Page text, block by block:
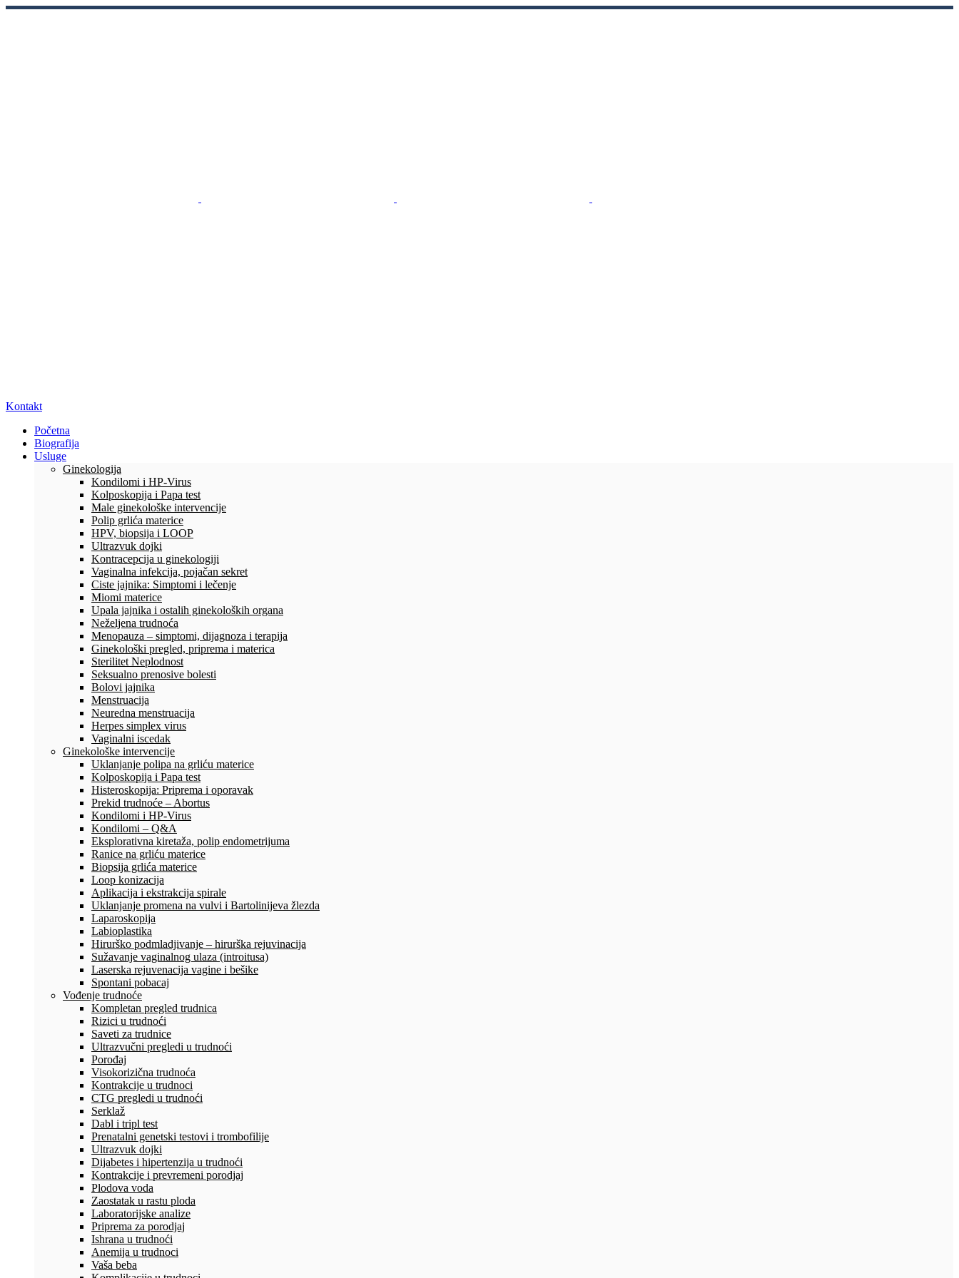
Kontakt
Početna
Biografija
Usluge
Ginekologija
Kondilomi i HP-Virus
Kolposkopija i Papa test
Male ginekološke intervencije
Polip grlića materice
HPV, biopsija i LOOP
Ultrazvuk dojki
Kontracepcija u ginekologiji
Vaginalna infekcija, pojačan sekret
Ciste jajnika: Simptomi i lečenje
Miomi materice
Upala jajnika i ostalih ginekoloških organa
Neželjena trudnoća
Menopauza – simptomi, dijagnoza i terapija
Ginekološki pregled, priprema i materica
Sterilitet Neplodnost
Seksualno prenosive bolesti
Bolovi jajnika
Menstruacija
Neuredna menstruacija
Herpes simplex virus
Vaginalni iscedak
Ginekološke intervencije
Uklanjanje polipa na grliću materice
Kolposkopija i Papa test
Histeroskopija: Priprema i oporavak
Prekid trudnoće – Abortus
Kondilomi i HP-Virus
Kondilomi – Q&A
Eksplorativna kiretaža, polip endometrijuma
Ranice na grliću materice
Biopsija grlića materice
Loop konizacija
Aplikacija i ekstrakcija spirale
Uklanjanje promena na vulvi i Bartolinijeva žlezda
Laparoskopija
Labioplastika
Hirurško podmladjivanje – hirurška rejuvinacija
Sužavanje vaginalnog ulaza (introitusa)
Laserska rejuvenacija vagine i bešike
Spontani pobacaj
Vođenje trudnoće
Kompletan pregled trudnica
Rizici u trudnoći
Saveti za trudnice
Ultrazvučni pregledi u trudnoći
Porođaj
Visokorizična trudnoća
Kontrakcije u trudnoci
CTG pregledi u trudnoći
Serklaž
Dabl i tripl test
Prenatalni genetski testovi i trombofilije
Ultrazvuk dojki
Dijabetes i hipertenzija u trudnoći
Kontrakcije i prevremeni porodjaj
Plodova voda
Zaostatak u rastu ploda
Laboratorijske analize
Priprema za porodjaj
Ishrana u trudnoći
Anemija u trudnoci
Vaša beba